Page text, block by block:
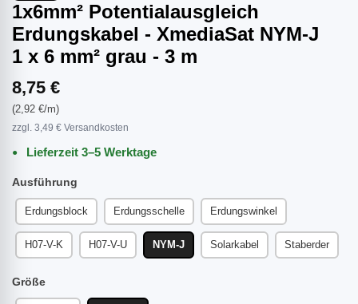
1x6mm² Potentialausgleich
Erdungskabel - XmediaSat NYM-J
1 x 6 mm² grau - 3 m
8,75 €
(2,92 €/m)
zzgl. 3,49 € Versandkosten
Lieferzeit 3–5 Werktage
Ausführung
Erdungsblock Erdungsschelle Erdungswinkel
H07-V-K H07-V-U NYM-J Solarkabel Staberder
Größe